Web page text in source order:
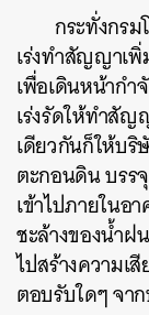
กระทั่งกร
เร่งทำสัญญาเพิ่
เพื่อเดินหน้ากำ
เร่งรัดให้ทำสัญ
เดียวกันก็ให้บริ
ตะกอนดิน บรร
เข้าไปภายในอ
ชะล้างของน้ำฝ
ไปสร้างความเ
ตอบรับใดๆ จา